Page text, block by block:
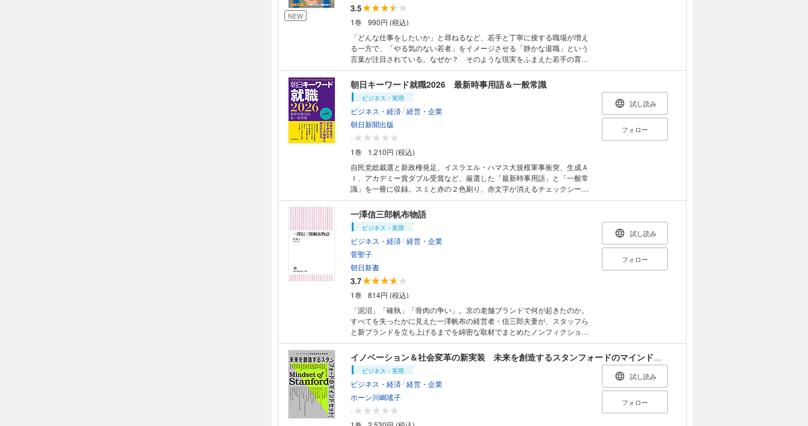
NEW
3.5
1巻
990円 (税込)
「どんな仕事をしたいか」と尋ねるなど、若手と丁寧に接する職場が増え
る一方で、「やる気のない若者」をイメージさせる「静かな退職」という
言葉が注目されている。なぜか？ そのような現実をふまえた若手の育成
問題への解決策を提示する。
朝日キーワード就職2026 最新時事用語＆一般常識
ビジネス・実用
ビジネス・経済/経営・企業
朝日新聞出版
-
1巻
1,210円 (税込)
自民党総裁選と新政権発足、イスラエル・ハマス大規模軍事衝突、生成Ａ
Ｉ、アカデミー賞ダブル受賞など、厳選した「最新時事用語」と「一般常
識」を一冊に収録。スミと赤の２色刷り、赤文字が消えるチェックシート
で最新時事用語を効率よく学べる。
試し読み
フォロー
一澤信三郎帆布物語
ビジネス・実用
ビジネス・経済/経営・企業
菅聖子
朝日新書
3.7
1巻
814円 (税込)
「泥沼」「確執」「骨肉の争い」。京の老舗ブランドで何が起きたのか。
すべてを失ったかに見えた一澤帆布の経営者・信三郎夫妻が、スタッフら
と新ブランドを立ち上げるまでを綿密な取材でまとめたノンフィクショ
ン。手間ひまを惜しまず作られる「信三郎帆布」の全てを紹介。
試し読み
フォロー
イノベーション＆社会変革の新実装 未来を創造するスタンフォードのマインドセット
ビジネス・実用
ビジネス・経済/経営・企業
ホーン川嶋瑤子
-
試し読み
フォロー